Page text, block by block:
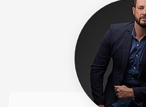
Com generosos 136 metros
apartamento apresenta uma
garantindo o máximo de conforto
suítes bem planejadas, cada uma
oferece privacidade e comodidade
Além disso, o apartamento vem
proporcionando praticidade e
moradores. E o melhor de tudo,